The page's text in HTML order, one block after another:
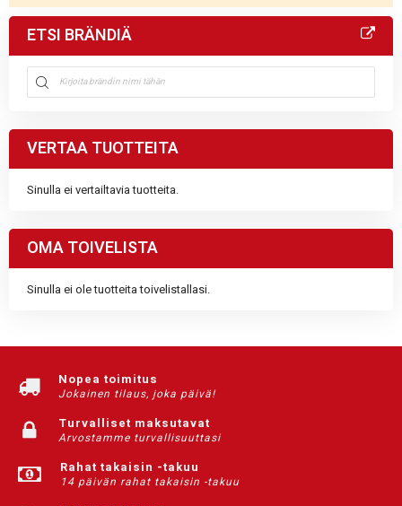
ETSI BRÄNDIÄ
VERTAA TUOTTEITA
Sinulla ei vertailtavia tuotteita.
OMA TOIVELISTA
Sinulla ei ole tuotteita toivelistallasi.
Nopea toimitus
Jokainen tilaus, joka päivä!
Turvalliset maksutavat
Arvostamme turvallisuuttasi
Rahat takaisin -takuu
14 päivän rahat takaisin -takuu